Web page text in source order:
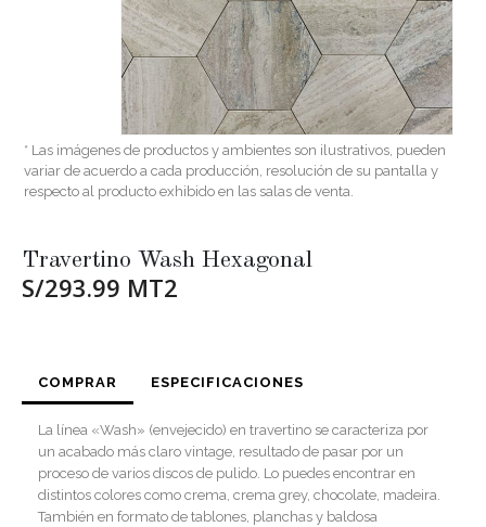
* Las imágenes de productos y ambientes son ilustrativos, pueden
variar de acuerdo a cada producción, resolución de su pantalla y
respecto al producto exhibido en las salas de venta.
Travertino Wash Hexagonal
S/293.99 MT2
COMPRAR ESPECIFICACIONES
La línea «Wash» (envejecido) en travertino se caracteriza por
un acabado más claro vintage, resultado de pasar por un
proceso de varios discos de pulido. Lo puedes encontrar en
distintos colores como crema, crema grey, chocolate, madeira.
También en formato de tablones, planchas y baldosa